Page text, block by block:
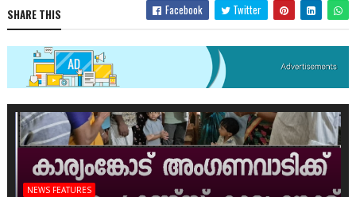
SHARE THIS Facebook Twitter
NEWS FEATURES